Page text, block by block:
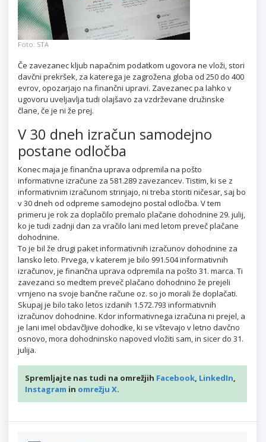
Foto: STA
Če zavezanec kljub napačnim podatkom ugovora ne vloži, stori
davčni prekršek, za katerega je zagrožena globa od 250 do 400
evrov, opozarjajo na finančni upravi. Zavezanec pa lahko v
ugovoru uveljavlja tudi olajšavo za vzdrževane družinske
člane, če je ni že prej.
V 30 dneh izračun samodejno
postane odločba
Konec maja je finančna uprava odpremila na pošto
informativne izračune za 581.289 zavezancev. Tistim, ki se z
informativnim izračunom strinjajo, ni treba storiti ničesar, saj bo
v 30 dneh od odpreme samodejno postal odločba. V tem
primeru je rok za doplačilo premalo plačane dohodnine 29. julij,
ko je tudi zadnji dan za vračilo lani med letom preveč plačane
dohodnine.
To je bil že drugi paket informativnih izračunov dohodnine za
lansko leto. Prvega, v katerem je bilo 991.504 informativnih
izračunov, je finančna uprava odpremila na pošto 31. marca. Ti
zavezanci so medtem preveč plačano dohodnino že prejeli
vrnjeno na svoje bančne račune oz. so jo morali že doplačati.
Skupaj je bilo tako letos izdanih 1.572.793 informativnih
izračunov dohodnine. Kdor informativnega izračuna ni prejel, a
je lani imel obdavčljive dohodke, ki se vštevajo v letno davčno
osnovo, mora dohodninsko napoved vložiti sam, in sicer do 31.
julija.
Spremljajte nas tudi na omrežjih Facebook, LinkedIn,
Instagram in omrežju X.